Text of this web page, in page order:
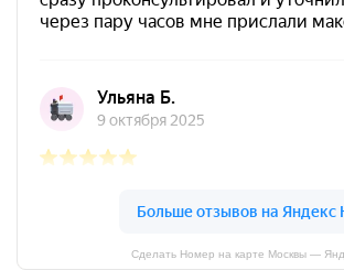
Сделать Номер на карте Москвы —